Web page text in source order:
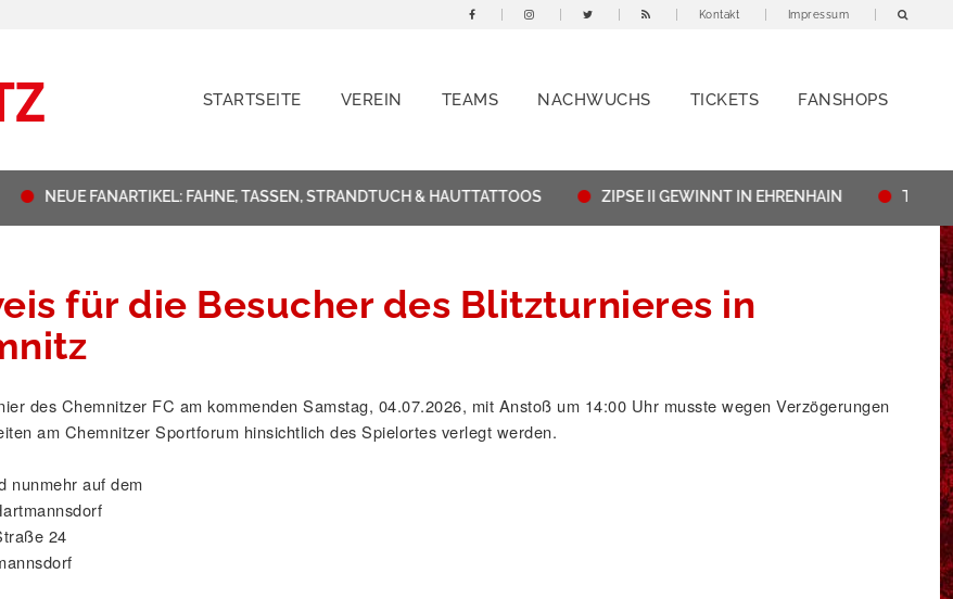
Kontakt Impressum
STARTSEITE VEREIN TEAMS NACHWUCHS TICKETS FANSHOPS
NEUE FANARTIKEL: FAHNE, TASSEN, STRANDTUCH & HAUTTATTOOS ZIPSE II GEWINNT IN EHRENHAIN
für die Besucher des Blitzturnieres in
des Chemnitzer FC am kommenden Samstag, 04.07.2026, mit Anstoß um 14:00 Uhr musste wegen Verzögerungen
am Chemnitzer Sportforum hinsichtlich des Spielortes verlegt werden.
nunmehr auf dem
24